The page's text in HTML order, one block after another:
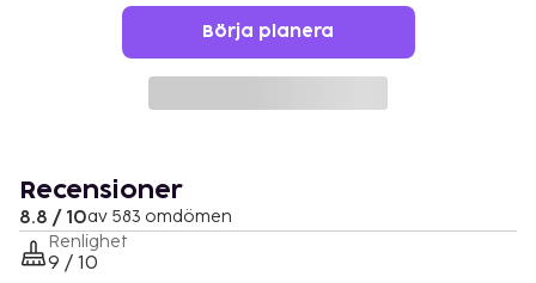
Börja planera
Recensioner
8.8 / 10av 583 omdömen
Renlighet
9 / 10